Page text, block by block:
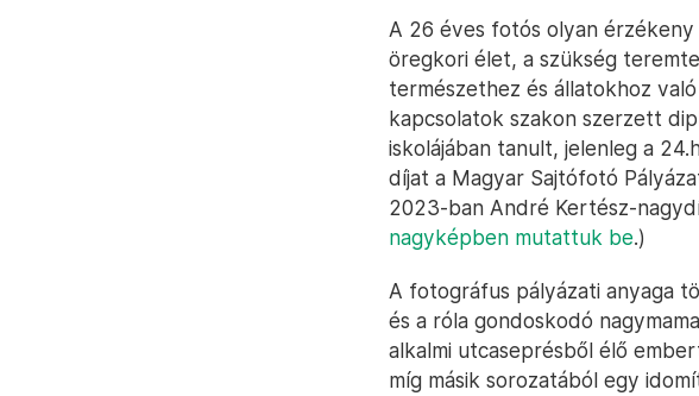
A 26 éves fotós olyan
öregkori élet, a szükség
természethez és állatokhoz
kapcsolatok szakon szerzett
iskolájában tanult, jelenleg a
díjat a Magyar Sajtófotó
2023-ban André Kertész-
nagyképben mutattuk be.)
A fotográfus pályázati anyaga
és a róla gondoskodó
alkalmi utcaseprésből élő
míg másik sorozatából egy